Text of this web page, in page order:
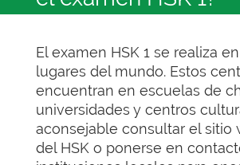
El examen HSK 1 se realiza
lugares del mundo. Estos
encuentran en escuelas de
universidades y centros
aconsejable consultar el sitio
del HSK o ponerse en